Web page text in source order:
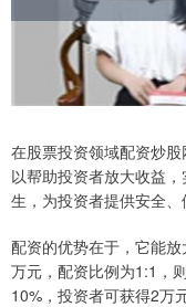
在股票投资领域配资炒
以帮助投资者放大收益
生，为投资者提供安全、
配资的优势在于，它能
万元，配资比例为1:1，
10%，投资者可获得2万